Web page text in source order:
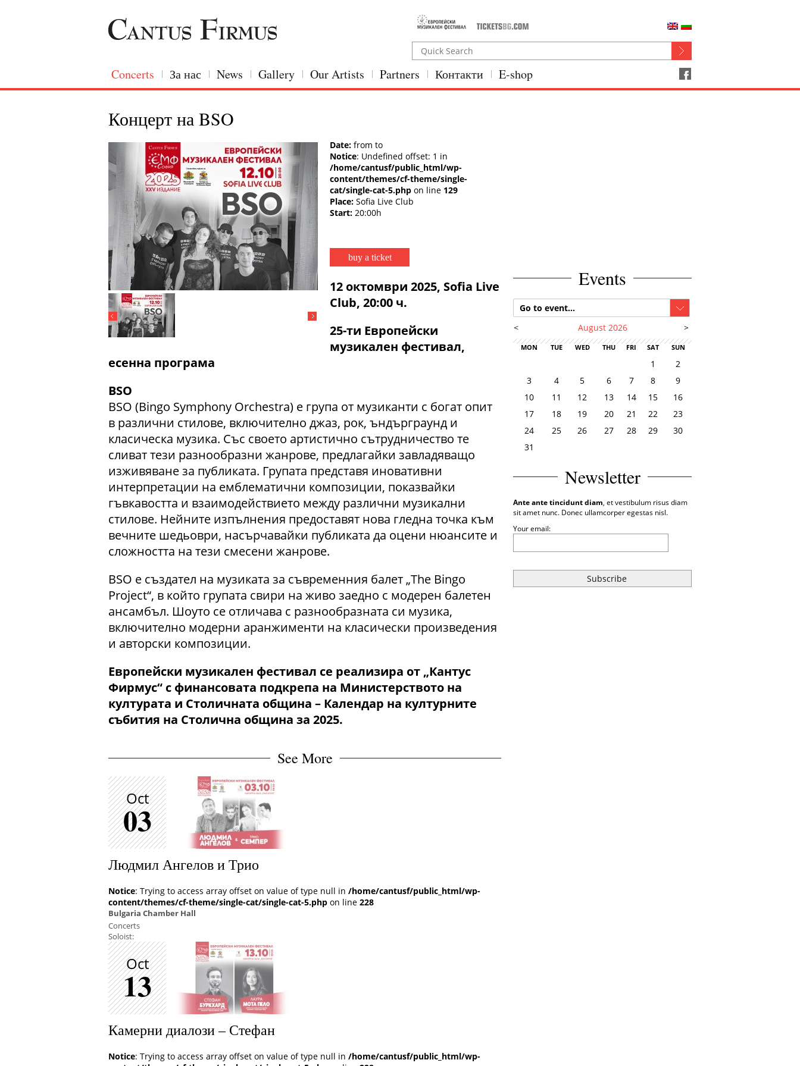
Concerts За нас News Gallery Our Artists Partners Контакти E-shop
Концерт на BSO
Date: from to
Notice: Undefined offset: 1 in
/home/cantusf/public_html/wp-
content/themes/cf-theme/single-
cat/single-cat-5.php on line 129
Place: Sofia Live Club
Start: 20:00h
buy a ticket
12 октомври 2025, Sofia Live
Club, 20:00 ч.
25-ти Европейски
музикален фестивал,
есенна програма
BSO
BSO (Bingo Symphony Orchestra) е група от музиканти с богат опит
в различни стилове, включително джаз, рок, ъндърграунд и
класическа музика. Със своето артистично сътрудничество те
сливат тези разнообразни жанрове, предлагайки завладяващо
изживяване за публиката. Групата представя иновативни
интерпретации на емблематични композиции, показвайки
гъвкавостта и взаимодействието между различни музикални
стилове. Нейните изпълнения предоставят нова гледна точка към
вечните шедьоври, насърчавайки публиката да оцени нюансите и
сложността на тези смесени жанрове.
BSO е създател на музиката за съвременния балет „The Bingo
Project“, в който групата свири на живо заедно с модерен балетен
ансамбъл. Шоуто се отличава с разнообразната си музика,
включително модерни аранжименти на класически произведения
и авторски композиции.
Европейски музикален фестивал се реализира от „Кантус
Фирмус“ с финансовата подкрепа на Министерството на
културата и Столичната община – Календар на културните
събития на Столична община за 2025.
See More
Oct
03
Людмил Ангелов и Трио
Notice: Trying to access array offset on value of type null in /home/cantusf/public_html/wp-
content/themes/cf-theme/single-cat/single-cat-5.php on line 228
Bulgaria Chamber Hall
Concerts
Soloist:
Oct
13
Камерни диалози – Стефан
Notice: Trying to access array offset on value of type null in /home/cantusf/public_html/wp-
Events
Go to event...
August 2026
MON TUE WED THU FRI SAT SUN
< >
1
2
3
4 5 6 7 8
9
10
11 12 13 14 15
16
17
18 19 20 21 22
23
24
25 26 27 28 29
30
31
Newsletter
Ante ante tincidunt diam, et vestibulum risus diam
sit amet nunc. Donec ullamcorper egestas nisl.
Your email: